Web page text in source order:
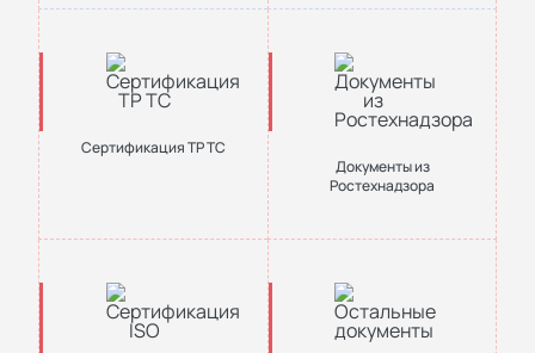
Сертификация ТР ТС
Документы из
Ростехнадзора